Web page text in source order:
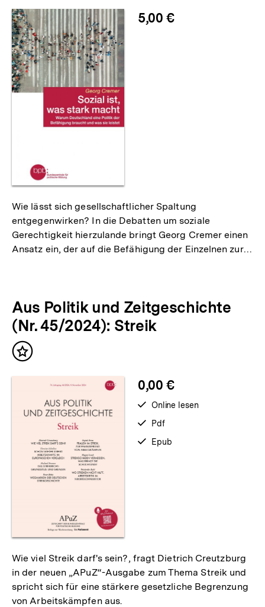
5,00 €
Wie lässt sich gesellschaftlicher Spaltung
entgegenwirken? In die Debatten um soziale
Gerechtigkeit hierzulande bringt Georg Cremer einen
Ansatz ein, der auf die Befähigung der Einzelnen zur…
Aus Politik und Zeitgeschichte
(Nr. 45/2024): Streik
Inhalt
0,00 €
verfügbar
Online lesen
verfügbar
Pdf
verfügbar
Epub
Wie viel Streik darf's sein?, fragt Dietrich Creutzburg
in der neuen „APuZ“-Ausgabe zum Thema Streik und
spricht sich für eine stärkere gesetzliche Begrenzung
von Arbeitskämpfen aus.